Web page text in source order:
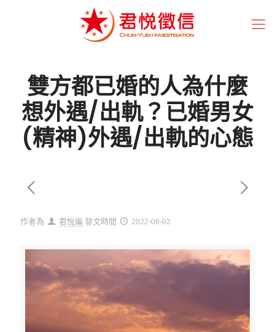
雙方都已婚的人為什麼
想外遇/出軌？已婚男女
(精神)外遇/出軌的心態
作者為 君悅編 發文時間 2022-08-02